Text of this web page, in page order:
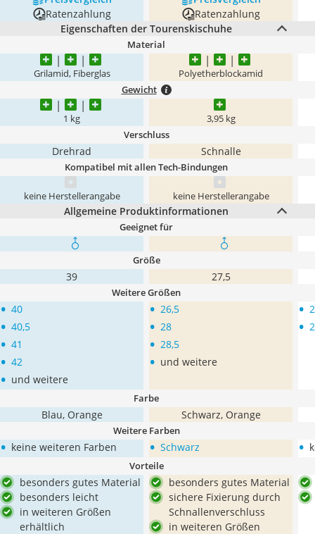
Ratenzahlung
Ratenzahlung
Eigenschaften der Tourenskischuhe
Material
Grilamid, Fiberglas Polyetherblockamid
Gewicht
1 kg 3,95 kg
Verschluss
Drehrad Schnalle
Kompatibel mit allen Tech-Bindungen
keine Herstellerangabe keine Herstellerangabe
Allgemeine Produktinformationen
Geeignet für
Größe
39 27,5
Weitere Größen
• 40
• 40,5
• 41
• 42
• und weitere
• 26,5
• 28
• 28,5
• und weitere
•
•
Farbe
Blau, Orange Schwarz, Orange
Weitere Farben
• keine weiteren Farben • Schwarz •
Vorteile
besonders gutes Material
besonders leicht
in weiteren Größen
erhältlich
besonders gutes Material
sichere Fixierung durch
Schnallenverschluss
in weiteren Größen